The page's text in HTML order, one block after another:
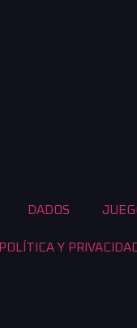
DADOS
POLÍTICA Y